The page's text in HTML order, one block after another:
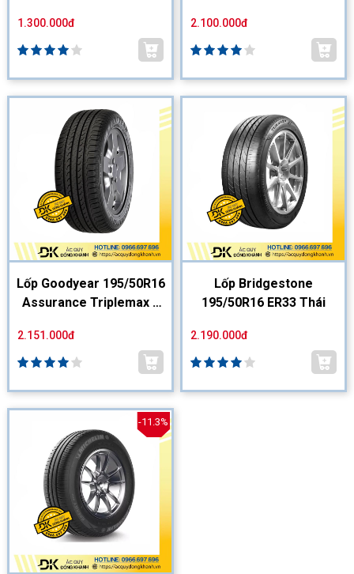
1.300.000đ 2.100.000đ
Lốp Goodyear 195/50R16
Assurance Triplemax 2
2.151.000đ
Lốp Bridgestone
195/50R16 ER33 Thái
2.190.000đ
-11.3%